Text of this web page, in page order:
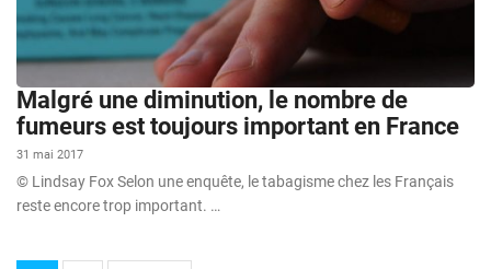
Malgré une diminution, le nombre de
fumeurs est toujours important en France
31 mai 2017
© Lindsay Fox Selon une enquête, le tabagisme chez les Français
reste encore trop important. …